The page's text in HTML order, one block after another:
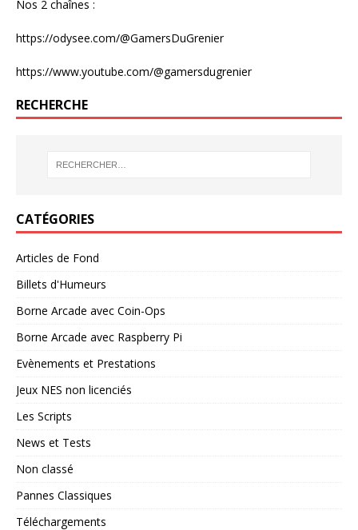
Nos 2 chaînes :
https://odysee.com/@GamersDuGrenier
https://www.youtube.com/@gamersdugrenier
RECHERCHE
CATÉGORIES
Articles de Fond
Billets d'Humeurs
Borne Arcade avec Coin-Ops
Borne Arcade avec Raspberry Pi
Evènements et Prestations
Jeux NES non licenciés
Les Scripts
News et Tests
Non classé
Pannes Classiques
Téléchargements